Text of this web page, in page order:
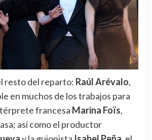
resto del reparto: Raúl Arévalo,
en muchos de los trabajos para
francesa Marina Foïs,
así como el productor